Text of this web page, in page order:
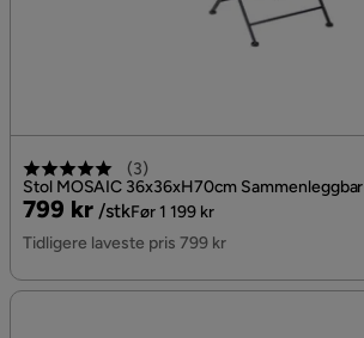
(3)
Stol MOSAIC 36x36xH70cm Sammenleggbar
Pris
799 kr /stk
Original
Pris
Før 1 199 kr
Tidligere laveste pris 799 kr